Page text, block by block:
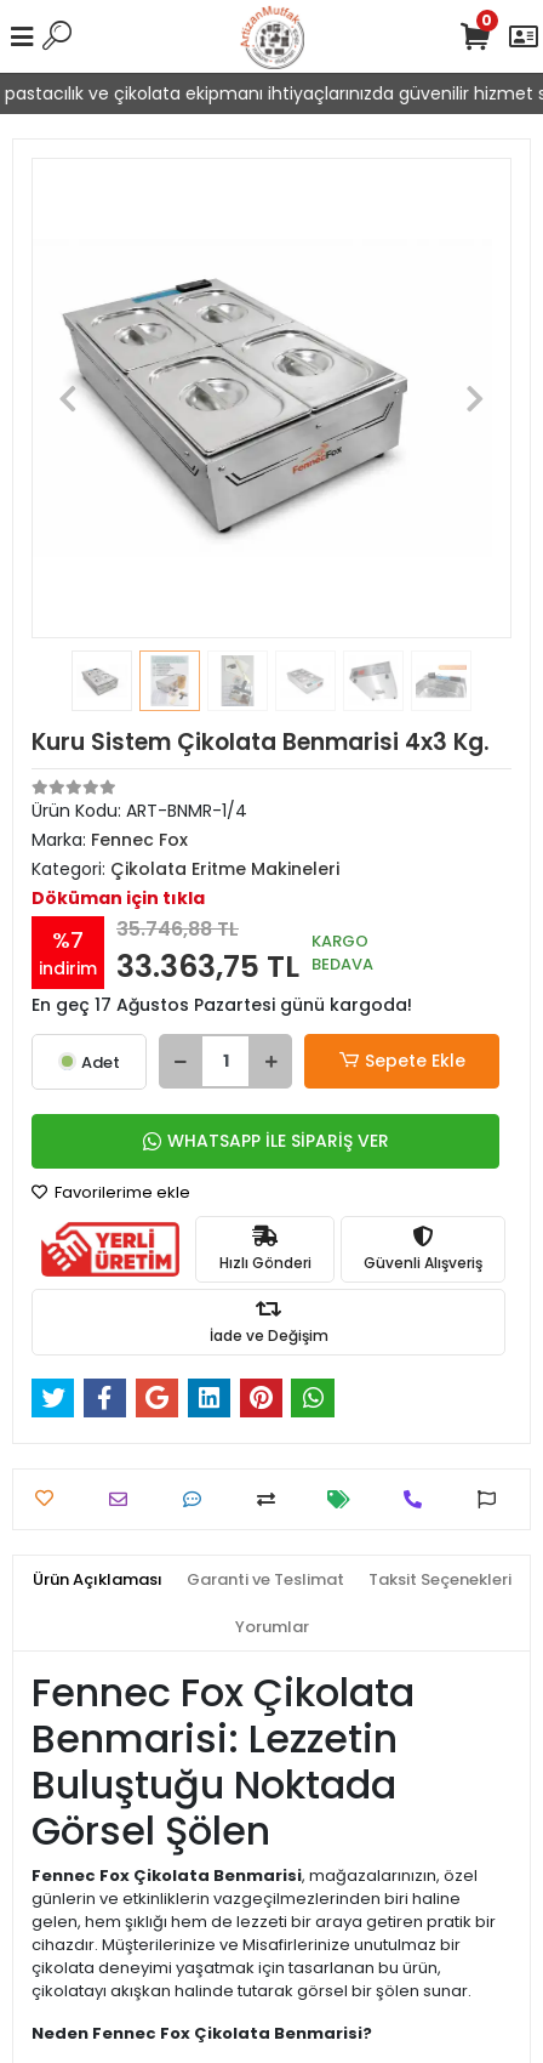
ve çikolata ekipmanı ihtiyaçlarınızda güvenilir hizmet
0
Kuru Sistem Çikolata Benmarisi 4x3 Kg.
Ürün Kodu: ART-BNMR-1/4
Marka: Fennec Fox
Kategori: Çikolata Eritme Makineleri
Döküman için tıkla
%7
indirim
35.746,88 TL
33.363,75 TL
KARGO
BEDAVA
En geç 17 Ağustos Pazartesi günü kargoda!
Adet Sepete Ekle
WHATSAPP İLE SİPARİŞ VER
Favorilerime ekle
Hızlı Gönderi Güvenli Alışveriş
İade ve Değişim
Ürün Açıklaması Garanti ve Teslimat Taksit Seçenekleri
Yorumlar
Fennec Fox Çikolata
Benmarisi: Lezzetin
Buluştuğu Noktada
Görsel Şölen
Fennec Fox Çikolata Benmarisi, mağazalarınızın, özel
günlerin ve etkinliklerin vazgeçilmezlerinden biri haline
gelen, hem şıklığı hem de lezzeti bir araya getiren pratik bir
cihazdır. Müşterilerinize ve Misafirlerinize unutulmaz bir
çikolata deneyimi yaşatmak için tasarlanan bu ürün,
çikolatayı akışkan halinde tutarak görsel bir şölen sunar.
Neden Fennec Fox Çikolata Benmarisi?